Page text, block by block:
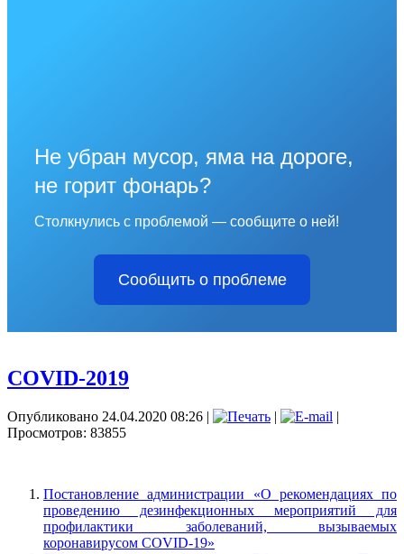
Не убран мусор, яма на дороге,
не горит фонарь?
Столкнулись с проблемой — сообщите о ней!
Сообщить о проблеме
COVID-2019
Опубликовано 24.04.2020 08:26 | |
|
Просмотров: 83855
Постановление администрации «О рекомендациях по
проведению дезинфекционных мероприятий для
профилактики заболеваний, вызываемых
коронавирусом COVID-19»